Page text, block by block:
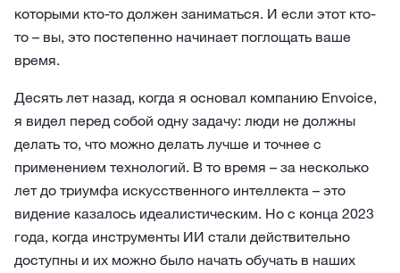
которыми кто-то должен заниматься. И если этот кто-
то – вы, это постепенно начинает поглощать ваше
время.
Десять лет назад, когда я основал компанию Envoice,
я видел перед собой одну задачу: люди не должны
делать то, что можно делать лучше и точнее с
применением технологий. В то время – за несколько
лет до триумфа искусственного интеллекта – это
видение казалось идеалистическим. Но с конца 2023
года, когда инструменты ИИ стали действительно
доступны и их можно было начать обучать в наших